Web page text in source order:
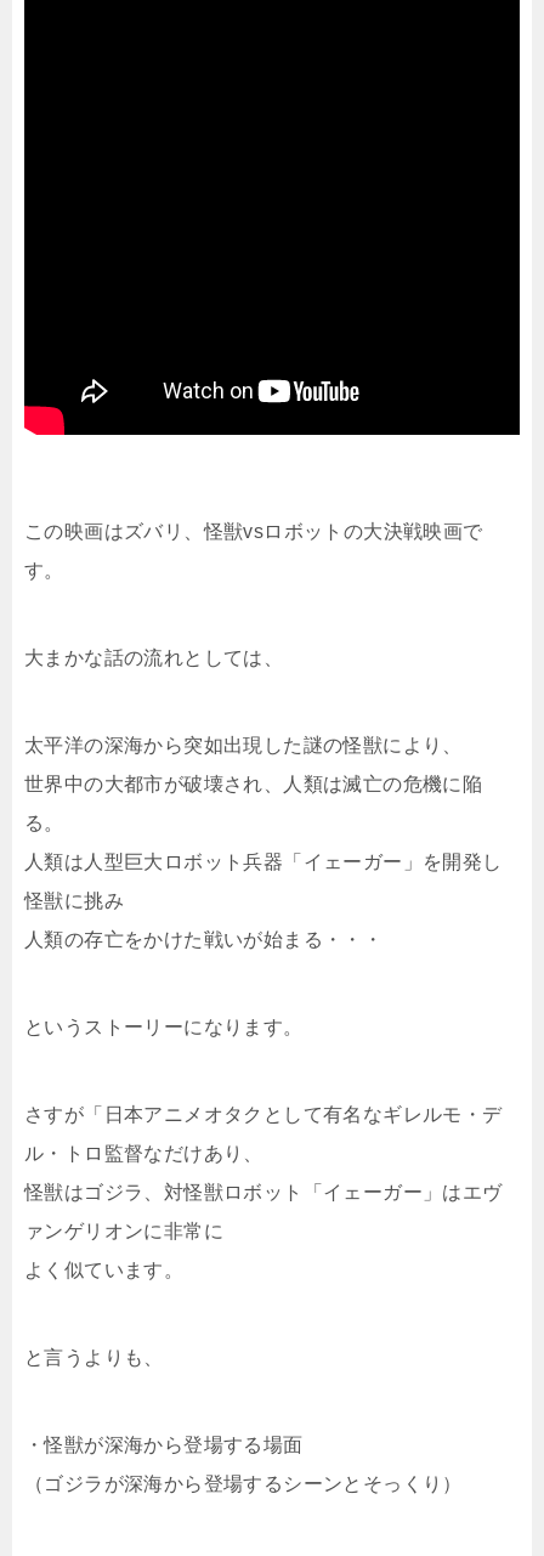
この映画はズバリ、怪獣vsロボットの大決戦映画で
す。
大まかな話の流れとしては、
太平洋の深海から突如出現した謎の怪獣により、
世界中の大都市が破壊され、人類は滅亡の危機に陥
る。
人類は人型巨大ロボット兵器「イェーガー」を開発し
怪獣に挑み
人類の存亡をかけた戦いが始まる・・・
というストーリーになります。
さすが「日本アニメオタクとして有名なギレルモ・デ
ル・トロ監督なだけあり、
怪獣はゴジラ、対怪獣ロボット「イェーガー」はエヴ
ァンゲリオンに非常に
よく似ています。
と言うよりも、
・怪獣が深海から登場する場面
（ゴジラが深海から登場するシーンとそっくり）